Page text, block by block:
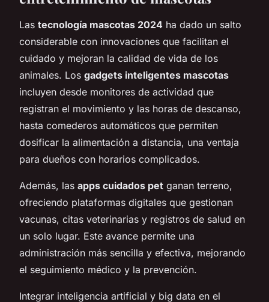
Las tecnología mascotas 2024 ha dado un salto
considerable con innovaciones que facilitan el
cuidado y mejoran la calidad de vida de los
animales. Los gadgets inteligentes mascotas
incluyen desde monitores de actividad que
registran el movimiento y las horas de descanso,
hasta comederos automáticos que permiten
dosificar la alimentación a distancia, una ventaja
para dueños con horarios complicados.
Además, las apps cuidados pet ganan terreno,
ofreciendo plataformas digitales que gestionan
vacunas, citas veterinarias y registros de salud en
un solo lugar. Este avance permite una
administración más sencilla y efectiva, mejorando
el seguimiento médico y la prevención.
Integrar inteligencia artificial y big data en el